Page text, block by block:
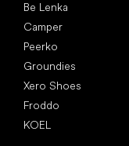
Be Lenka
Camper
Peerko
Groundies
Xero Shoes
Froddo
KOEL